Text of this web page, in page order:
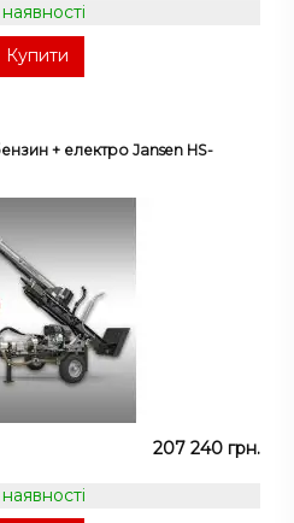
Купити
+ електро Jansen HS-
207 240 грн.